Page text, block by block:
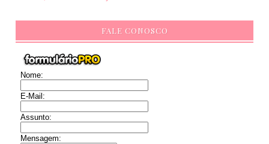
FALE CONOSCO
Nome:
E-Mail:
Assunto:
Mensagem: